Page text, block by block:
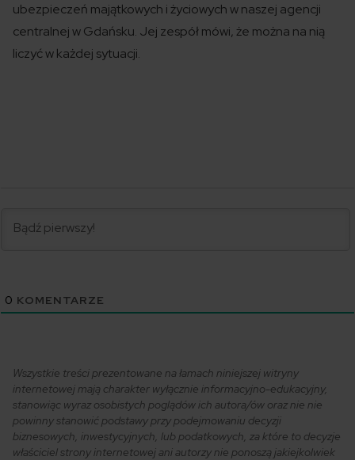
ubezpieczeń majątkowych i życiowych w naszej agencji
centralnej w Gdańsku. Jej zespół mówi, że można na nią
liczyć w każdej sytuacji.
0 KOMENTARZE
Wszystkie treści prezentowane na łamach niniejszej witryny
internetowej mają charakter wyłącznie informacyjno-edukacyjny,
stanowiąc wyraz osobistych poglądów ich autora/ów oraz nie nie
powinny stanowić podstawy przy podejmowaniu decyzji
biznesowych, inwestycyjnych, lub podatkowych, za które to decyzje
właściciel strony internetowej ani autorzy nie ponoszą jakiejkolwiek